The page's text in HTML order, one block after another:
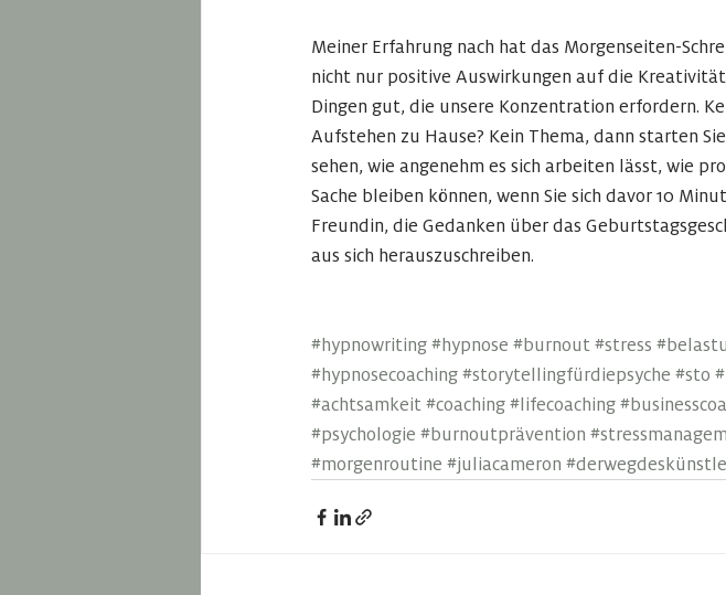
Meiner Erfahrung nach hat das Morgenseiten-
nicht nur positive Auswirkungen auf die
Dingen gut, die unsere Konzentration erfordern.
Aufstehen zu Hause? Kein Thema, dann starten
sehen, wie angenehm es sich arbeiten lässt, wie
Sache bleiben können, wenn Sie sich davor 10
Freundin, die Gedanken über das
aus sich herauszuschreiben.
#hypnowriting#hypnose #burnout#stress
#hypnosecoaching#storytellingfürdiepsyche #sto
#achtsamkeit#coaching#lifecoaching
#psychologie #burnoutprävention
#morgenroutine #juliacameron